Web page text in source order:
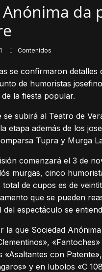
Anónima da
Contenidos
se confirmaron
de humoristas
la fiesta popular.
se subirá al Teatro de
etapa además de los
Tupra y Murga
comenzará el 3 de
murgas, cinco
total de cupos es de
que se pueden
espectáculo se
la que Sociedad
«Asaltantes con
y en lubolos «C